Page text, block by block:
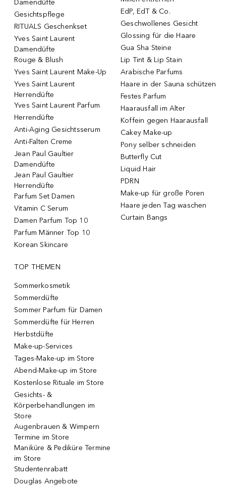
Damendüfte
Gesichtspflege
RITUALS Geschenkset
Yves Saint Laurent
Damendüfte
Rouge & Blush
Yves Saint Laurent Make-Up
Yves Saint Laurent
Herrendüfte
Yves Saint Laurent Parfum
Herrendüfte
Anti-Aging Gesichtsserum
Anti-Falten Creme
Jean Paul Gaultier
Damendüfte
Jean Paul Gaultier
Herrendüfte
Parfum Set Damen
Vitamin C Serum
Damen Parfum Top 10
Parfum Männer Top 10
Korean Skincare
EdP, EdT & Co.
Geschwollenes Gesicht
Glossing für die Haare
Gua Sha Steine
Lip Tint & Lip Stain
Arabische Parfums
Haare in der Sauna schützen
Festes Parfum
Haarausfall im Alter
Koffein gegen Haarausfall
Cakey Make-up
Pony selber schneiden
Butterfly Cut
Liquid Hair
PDRN
Make-up für große Poren
Haare jeden Tag waschen
Curtain Bangs
TOP THEMEN
Sommerkosmetik
Sommerdüfte
Sommer Parfum für Damen
Sommerdüfte für Herren
Herbstdüfte
Make-up-Services
Tages-Make-up im Store
Abend-Make-up im Store
Kostenlose Rituale im Store
Gesichts- &
Körperbehandlungen im
Store
Augenbrauen & Wimpern
Termine im Store
Maniküre & Pediküre Termine
im Store
Studentenrabatt
Douglas Angebote